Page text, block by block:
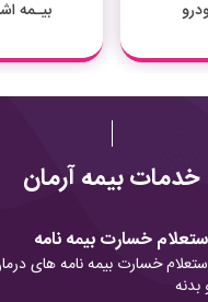
بیـمه
خدمات بیمه آرمان
خسارت بیمه نامه
خسارت بیمه نامه های
بدنه